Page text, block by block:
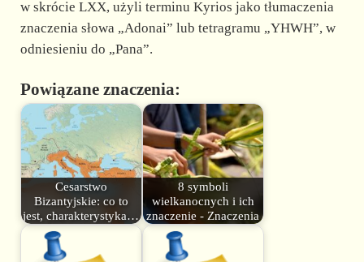
w skrócie LXX, użyli terminu Kyrios jako tłumaczenia
znaczenia słowa „Adonai” lub tetragramu „YHWH”, w
odniesieniu do „Pana”.
Powiązane znaczenia:
Cesarstwo
Bizantyjskie: co to
jest, charakterystyka…
8 symboli
wielkanocnych i ich
znaczenie - Znaczenia